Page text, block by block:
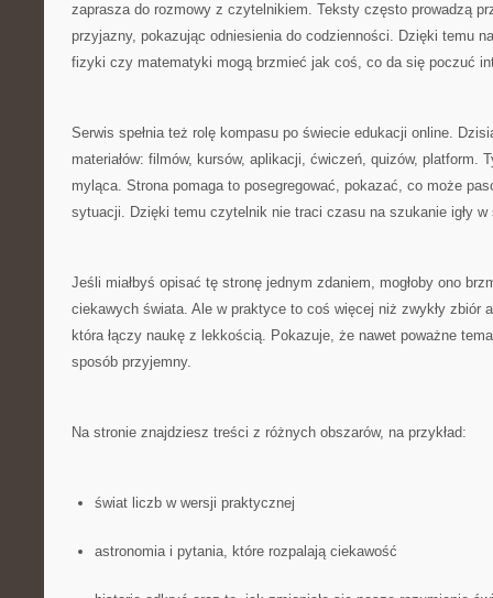
zaprasza do rozmowy z czytelnikiem. Teksty często prowadzą
przyjazny, pokazując odniesienia do codzienności. Dzięki temu
fizyki czy matematyki mogą brzmieć jak coś, co da się poczuć
Serwis spełnia też rolę kompasu po świecie edukacji online.
materiałów: filmów, kursów, aplikacji, ćwiczeń, quizów, platform.
myląca. Strona pomaga to posegregować, pokazać, co może
sytuacji. Dzięki temu czytelnik nie traci czasu na szukanie igły w
Jeśli miałbyś opisać tę stronę jednym zdaniem, mogłoby ono
ciekawych świata. Ale w praktyce to coś więcej niż zwykły zbiór
która łączy naukę z lekkością. Pokazuje, że nawet poważne
sposób przyjemny.
Na stronie znajdziesz treści z różnych obszarów, na przykład:
świat liczb w wersji praktycznej
astronomia i pytania, które rozpalają ciekawość